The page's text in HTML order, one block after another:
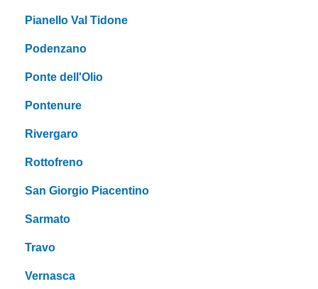
Pianello Val Tidone
Podenzano
Ponte dell'Olio
Pontenure
Rivergaro
Rottofreno
San Giorgio Piacentino
Sarmato
Travo
Vernasca